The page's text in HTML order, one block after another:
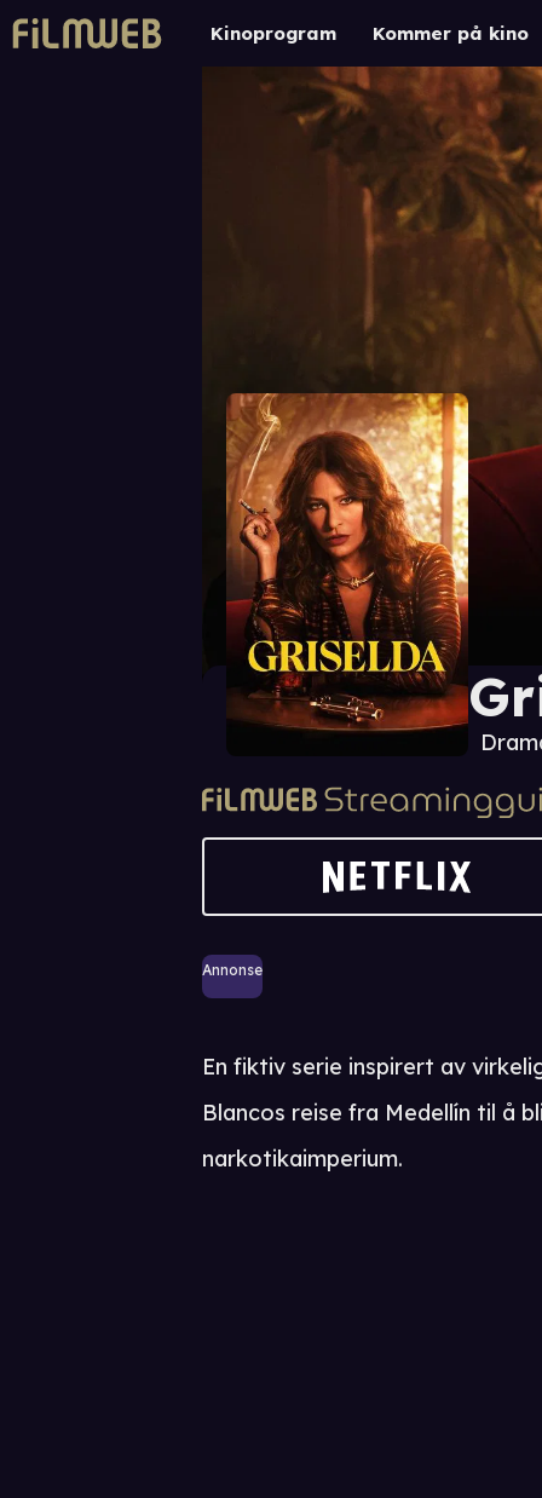
Kinoprogram Kommer på kino
Annonse
En fiktiv serie inspirert av
Blancos reise fra Medellín til å
narkotikaimperium.